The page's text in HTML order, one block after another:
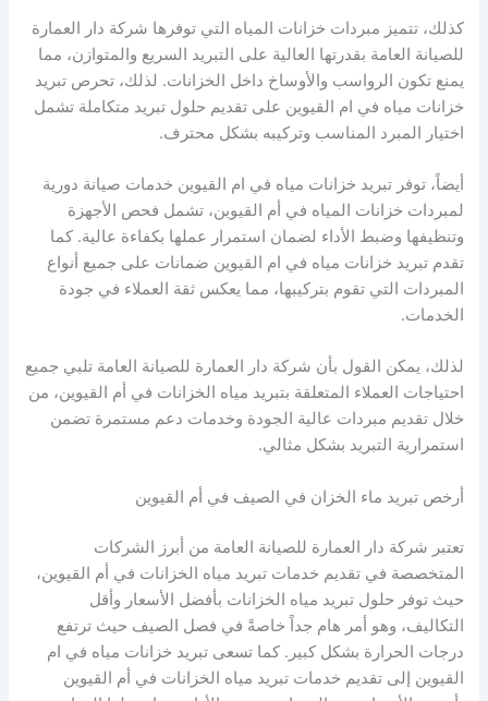
كذلك، تتميز مبردات خزانات المياه التي توفرها شركة دار العمارة
للصيانة العامة بقدرتها العالية على التبريد السريع والمتوازن، مما
يمنع تكون الرواسب والأوساخ داخل الخزانات. لذلك، تحرص تبريد
خزانات مياه في ام القيوين على تقديم حلول تبريد متكاملة تشمل
اختيار المبرد المناسب وتركيبه بشكل محترف.
أيضاً، توفر تبريد خزانات مياه في ام القيوين خدمات صيانة دورية
لمبردات خزانات المياه في أم القيوين، تشمل فحص الأجهزة
وتنظيفها وضبط الأداء لضمان استمرار عملها بكفاءة عالية. كما
تقدم تبريد خزانات مياه في ام القيوين ضمانات على جميع أنواع
المبردات التي تقوم بتركيبها، مما يعكس ثقة العملاء في جودة
الخدمات.
لذلك، يمكن القول بأن شركة دار العمارة للصيانة العامة تلبي جميع
احتياجات العملاء المتعلقة بتبريد مياه الخزانات في أم القيوين، من
خلال تقديم مبردات عالية الجودة وخدمات دعم مستمرة تضمن
استمرارية التبريد بشكل مثالي.
أرخص تبريد ماء الخزان في الصيف في أم القيوين
تعتبر شركة دار العمارة للصيانة العامة من أبرز الشركات
المتخصصة في تقديم خدمات تبريد مياه الخزانات في أم القيوين،
حيث توفر حلول تبريد مياه الخزانات بأفضل الأسعار وأقل
التكاليف، وهو أمر هام جداً خاصةً في فصل الصيف حيث ترتفع
درجات الحرارة بشكل كبير. كما تسعى تبريد خزانات مياه في ام
القيوين إلى تقديم خدمات تبريد مياه الخزانات في أم القيوين